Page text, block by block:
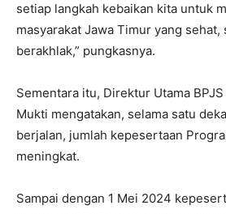
setiap langkah kebaikan kita untuk
masyarakat Jawa Timur yang
berakhlak,” pungkasnya.
Sementara itu, Direktur Utama
Mukti mengatakan, selama satu
berjalan, jumlah kepesertaan
meningkat.
Sampai dengan 1 Mei 2024